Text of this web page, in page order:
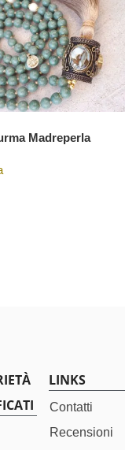
Madreperla
LINKS
Contatti
Recensioni